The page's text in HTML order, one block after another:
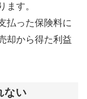
ます。
払った保険料に
却から得た利益
ない